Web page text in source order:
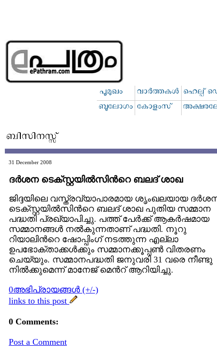
31 December 2008
ദര്‍ശന ടെക്സ്റ്റയില്‍സിന്‍റെ ബലദ് ശാഖ
ജിദ്ദയിലെ വസ്ത്രവ്യാപാരമായ ശൃംഖലയായ
ടെക്സ്റ്റയില്‍സിന്‍റെ ബലദ് ശാഖ പുതിയ സമ്മാന
പദ്ധതി പ്രഖ്യാപിച്ചു. പത്ത് പേര്‍ക്ക് ആകര്‍ഷമായ
സമ്മാനങ്ങള്‍ നല്‍കുന്നതാണ് പദ്ധതി. നൂറു
റിയാലിന്‍റെ ഷോപ്പിംഗ് നടത്തുന്ന എല്ലാ
ഉപഭോക്താക്കള്‍ക്കും സമ്മാനക്കൂപ്പണ്‍ വിതരണം
ചെയ്യും. സമ്മാനപദ്ധതി ജനുവരി 31 വരെ നീണ്ടു
നില്‍ക്കുമെന്ന് മാനേജ് മെന്‍റ് ആറിയിച്ചു.
0അഭിപ്രായങ്ങള്‍ (+/-)
links to this post
0 Comments:
Post a Comment